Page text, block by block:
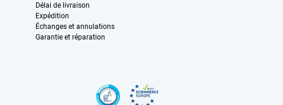
Délai de livraison
Expédition
Échanges et annulations
Garantie et réparation